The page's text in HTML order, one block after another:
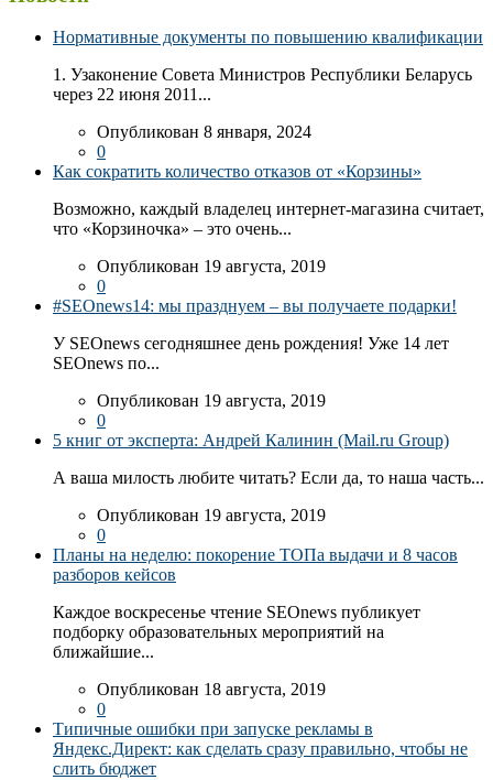
Нормативные документы по повышению квалификации
1. Узаконение Совета Министров Республики Беларусь
через 22 июня 2011...
Опубликован 8 января, 2024
0
Как сократить количество отказов от «Корзины»
Возможно, каждый владелец интернет-магазина считает,
что «Корзиночка» – это очень...
Опубликован 19 августа, 2019
0
#SEOnews14: мы празднуем – вы получаете подарки!
У SEOnews сегодняшнее день рождения! Уже 14 лет
SEOnews по...
Опубликован 19 августа, 2019
0
5 книг от эксперта: Андрей Калинин (Mail.ru Group)
А ваша милость любите читать? Если да, то наша часть...
Опубликован 19 августа, 2019
0
Планы на неделю: покорение ТОПа выдачи и 8 часов
разборов кейсов
Каждое воскресенье чтение SEOnews публикует
подборку образовательных мероприятий на
ближайшие...
Опубликован 18 августа, 2019
0
Типичные ошибки при запуске рекламы в
Яндекс.Директ: как сделать сразу правильно, чтобы не
слить бюджет